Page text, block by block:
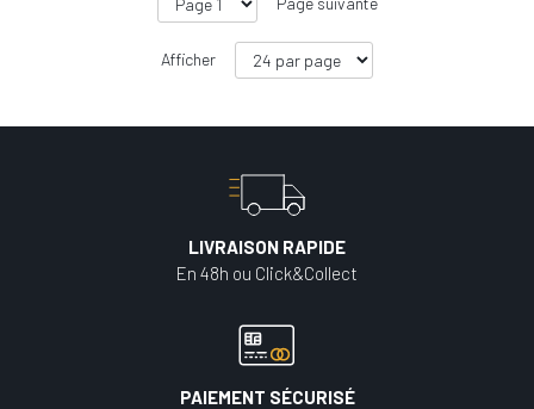
Afficher
LIVRAISON RAPIDE
En 48h ou Click&Collect
PAIEMENT SÉCURISÉ